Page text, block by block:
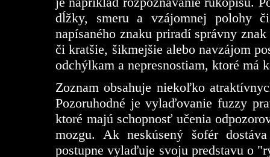
dĺžky, smeru a vzájomnej polohy
napísaného znaku priradí správny
či kratšie, šikmejšie alebo navzájom
odchýlkam a nepresnostiam, ktoré má
Zoznam obsahuje niekoľko
Pozoruhodné je vylaďovanie fuzzy
ktoré majú schopnosť učenia
mozgu. Ak neskúsený šofér
postupne vylaďuje svoju predstavu o